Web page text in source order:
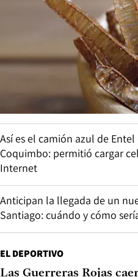
Así es el camión azul de
Coquimbo: permitió cargar
Internet
Anticipan la llegada de un
Santiago: cuándo y cómo
EL DEPORTIVO
Las Guerreras Rojas